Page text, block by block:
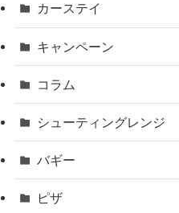
カーステイ
キャンペーン
コラム
シューティングレンジ
バギー
ピザ